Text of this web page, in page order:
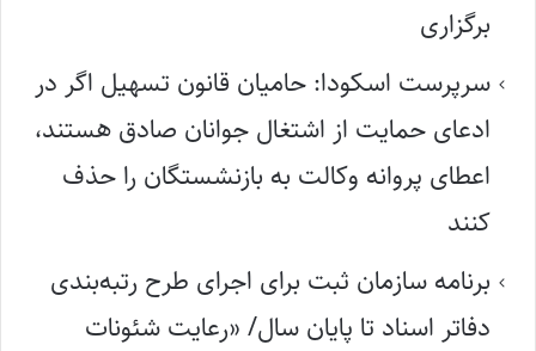
برگزاری
سرپرست اسکودا: حامیان قانون تسهیل اگر در
ادعای حمایت از اشتغال جوانان صادق هستند،
اعطای پروانه وکالت به بازنشستگان را حذف
کنند
برنامه سازمان ثبت برای اجرای طرح رتبه‌بندی
دفاتر اسناد تا پایان سال/ «رعایت شئونات